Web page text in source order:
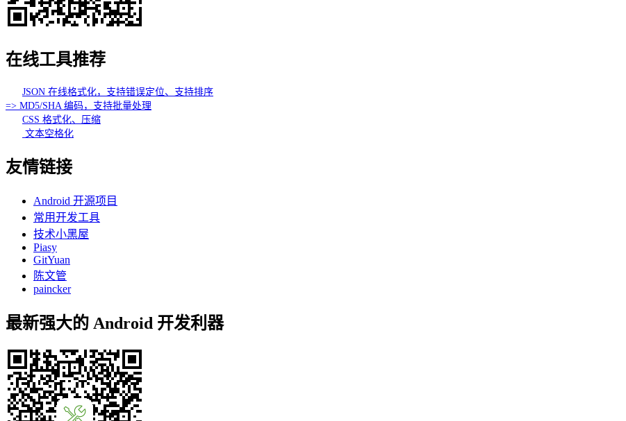
在线工具推荐
JSON 在线格式化，支持错误定位、支持排序
=> MD5/SHA 编码，支持批量处理
CSS 格式化、压缩
文本空格化
友情链接
Android 开源项目
常用开发工具
技术小黑屋
Piasy
GitYuan
陈文管
paincker
最新强大的 Android 开发利器